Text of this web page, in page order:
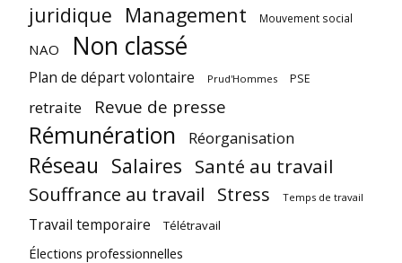
juridique Management Mouvement social
NAO Non classé
Plan de départ volontaire Prud'Hommes PSE
retraite Revue de presse
Rémunération Réorganisation
Réseau Salaires Santé au travail
Souffrance au travail Stress Temps de travail
Travail temporaire Télétravail
Élections professionnelles